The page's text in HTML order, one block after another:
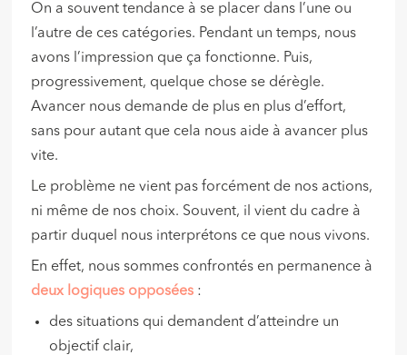
On a souvent tendance à se placer dans l’une ou
l’autre de ces catégories. Pendant un temps, nous
avons l’impression que ça fonctionne. Puis,
progressivement, quelque chose se dérègle.
Avancer nous demande de plus en plus d’effort,
sans pour autant que cela nous aide à avancer plus
vite.
Le problème ne vient pas forcément de nos actions,
ni même de nos choix. Souvent, il vient du cadre à
partir duquel nous interprétons ce que nous vivons.
En effet, nous sommes confrontés en permanence à
deux logiques opposées :
des situations qui demandent d’atteindre un
objectif clair,